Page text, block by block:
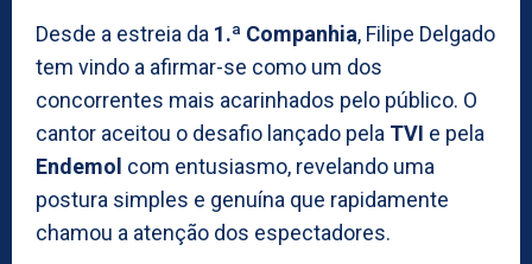
Desde a estreia da 1.ª Companhia, Filipe Delgado
tem vindo a afirmar-se como um dos
concorrentes mais acarinhados pelo público. O
cantor aceitou o desafio lançado pela TVI e pela
Endemol com entusiasmo, revelando uma
postura simples e genuína que rapidamente
chamou a atenção dos espectadores.